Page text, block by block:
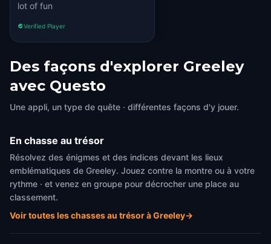
lot of fun
Verified Player
Des façons d'explorer Greeley
avec Questo
Une appli, un type de quête · différentes façons d'y jouer.
En chasse au trésor
Résolvez des énigmes et des indices devant les lieux
emblématiques de Greeley. Jouez contre la montre ou à votre
rythme · et venez en groupe pour décrocher une place au
classement.
Voir toutes les chasses au trésor à Greeley→